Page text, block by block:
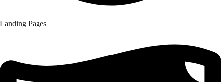
Landing Pages